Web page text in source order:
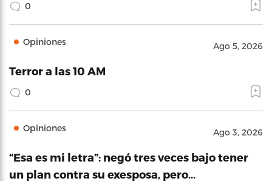
0
Opiniones Ago 5, 2026
Terror a las 10 AM
0
Opiniones Ago 3, 2026
“Esa es mi letra”: negó tres veces bajo tener
un plan contra su exesposa, pero…